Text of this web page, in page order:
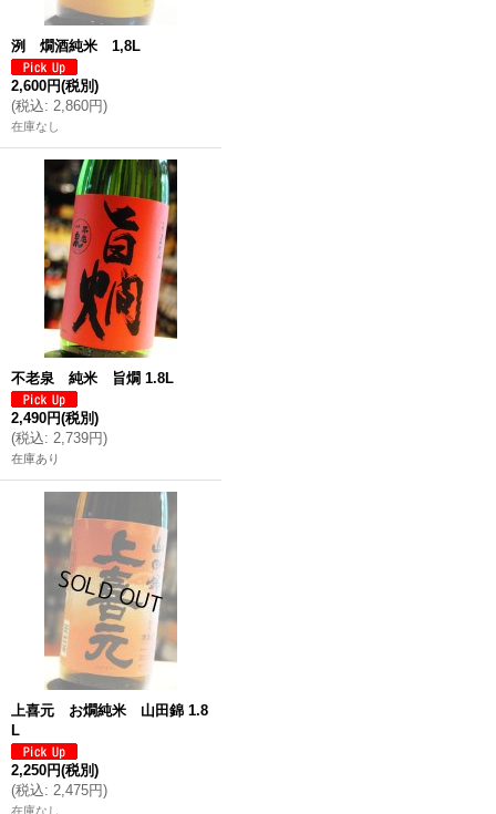
洌 燗酒純米 1,8L
2,600円(税別)
(税込: 2,860円)
在庫なし
不老泉 純米 旨燗 1.8L
2,490円(税別)
(税込: 2,739円)
在庫あり
上喜元 お燗純米 山田錦 1.8
L
2,250円(税別)
(税込: 2,475円)
在庫なし